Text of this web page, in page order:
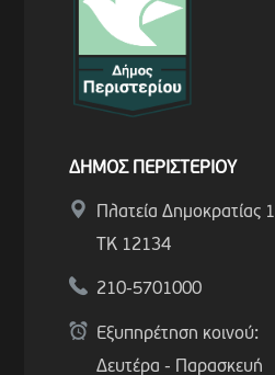
ΔΗΜΟΣ ΠΕΡΙΣΤΕΡΙΟΥ
Πλατεία Δημοκρατίας 1
ΤΚ 12134
210-5701000
Εξυπηρέτηση κοινού:
Δευτέρα - Παρασκευή